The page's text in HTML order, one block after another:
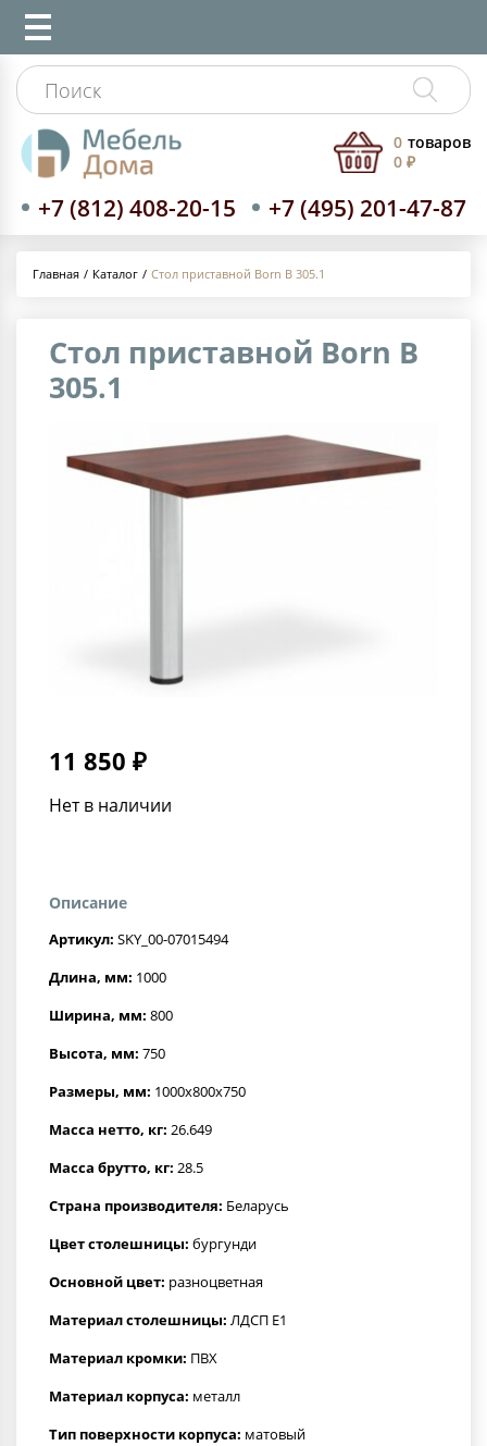
+7 (812) 408-20-15 +7 (495) 201-47-87
0 товаров
0 ₽
Главная Каталог Стол приставной Born B 305.1
Стол приставной Born B
305.1
11 850 ₽
Нет в наличии
Описание
Артикул: SKY_00-07015494
Длина, мм: 1000
Ширина, мм: 800
Высота, мм: 750
Размеры, мм: 1000x800x750
Масса нетто, кг: 26.649
Масса брутто, кг: 28.5
Страна производителя: Беларусь
Цвет столешницы: бургунди
Основной цвет: разноцветная
Материал столешницы: ЛДСП Е1
Материал кромки: ПВХ
Материал корпуса: металл
Тип поверхности корпуса: матовый